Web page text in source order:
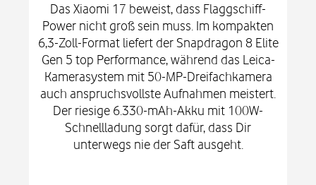
Das Xiaomi 17 beweist, dass Flaggschiff-
Power nicht groß sein muss. Im kompakten
6,3-Zoll-Format liefert der Snapdragon 8 Elite
Gen 5 top Performance, während das Leica-
Kamerasystem mit 50-MP-Dreifachkamera
auch anspruchsvollste Aufnahmen meistert.
Der riesige 6.330-mAh-Akku mit 100W-
Schnellladung sorgt dafür, dass Dir
unterwegs nie der Saft ausgeht.